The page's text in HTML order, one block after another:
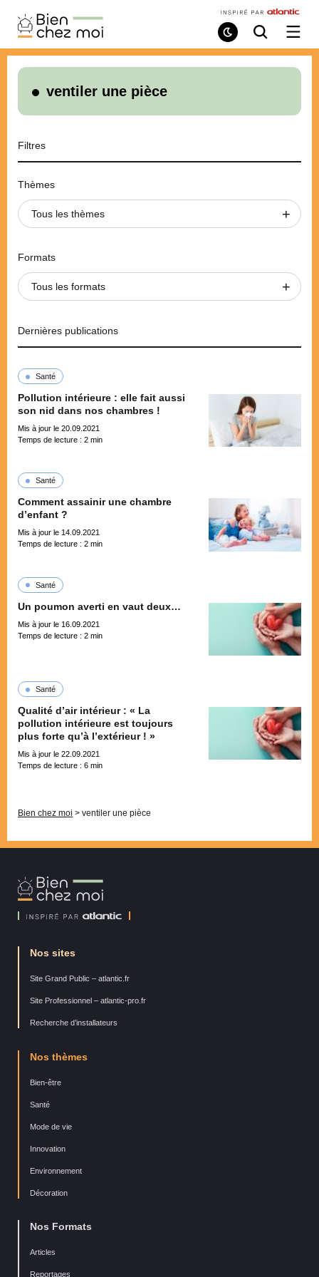
Bien
Chez
Moi
Mode
de
Recherche
/
le
ventiler une pièce
Filtres
Thèmes
Tous les thèmes
Formats
Tous les formats
Dernières publications
Santé
Pollution intérieure : elle fait aussi
son nid dans nos chambres !
Mis à jour le 20.09.2021
Temps de lecture : 2 min
Santé
Comment assainir une chambre
d’enfant ?
Mis à jour le 14.09.2021
Temps de lecture : 2 min
Santé
Un poumon averti en vaut deux…
Mis à jour le 16.09.2021
Temps de lecture : 2 min
Santé
Qualité d’air intérieur : « La
pollution intérieure est toujours
plus forte qu’à l’extérieur ! »
Mis à jour le 22.09.2021
Temps de lecture : 6 min
Bien chez moi > ventiler une pièce
Bien
Chez
Nos sites
Site Grand Public – atlantic.fr
Site Professionnel – atlantic-pro.fr
Recherche d’installateurs
Nos thèmes
Bien-être
Santé
Mode de vie
Innovation
Environnement
Décoration
Nos Formats
Articles
Reportages